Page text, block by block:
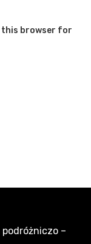
this browser for
–